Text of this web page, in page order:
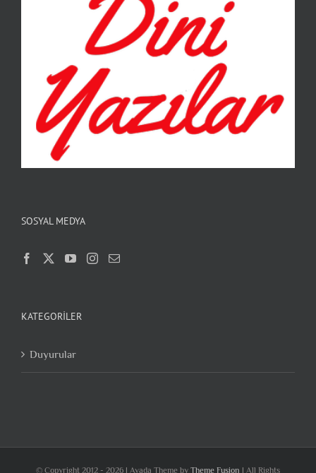
SOSYAL MEDYA
KATEGORILER
Duyurular
© Copyright 2012 - 2026 | Avada Theme by Theme Fusion | All Rights